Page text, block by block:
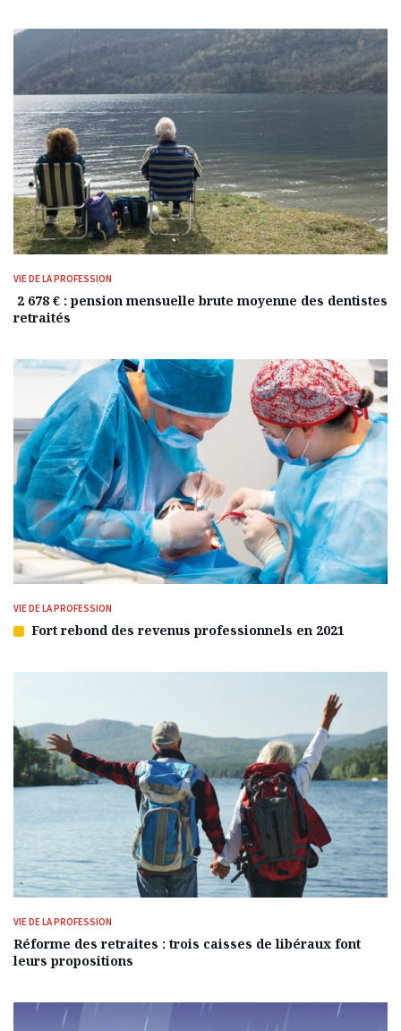
nos
abonnés
VIE DE LA PROFESSION
2 678 € : pension mensuelle brute moyenne des dentistes
retraités
VIE DE LA PROFESSION
Article
à
Fort rebond des revenus professionnels en 2021
VIE DE LA PROFESSION
Réforme des retraites : trois caisses de libéraux font
leurs propositions